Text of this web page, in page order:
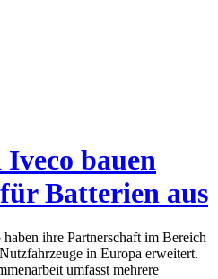
bauen
Batterien aus
ihre Partnerschaft im Bereich
in Europa erweitert.
umfasst mehrere